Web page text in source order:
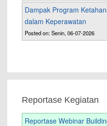
Dampak Program
dalam Keperawatan
Posted on: Senin, 06-07-2026
Reportase Kegiatan
Reportase Webinar